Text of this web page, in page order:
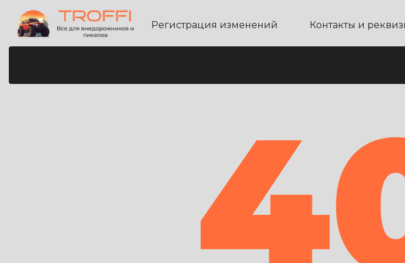
Регистрация изменений Контакты и